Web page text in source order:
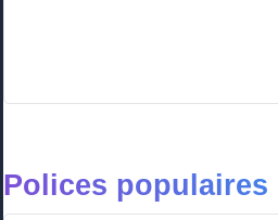
Polices populaires